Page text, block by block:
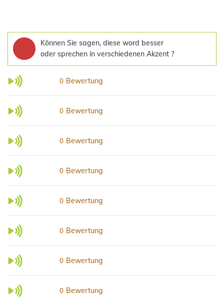
Können Sie sagen, diese word besser
oder sprechen in verschiedenen Akzent ?
0 Bewertung
0 Bewertung
0 Bewertung
0 Bewertung
0 Bewertung
0 Bewertung
0 Bewertung
0 Bewertung